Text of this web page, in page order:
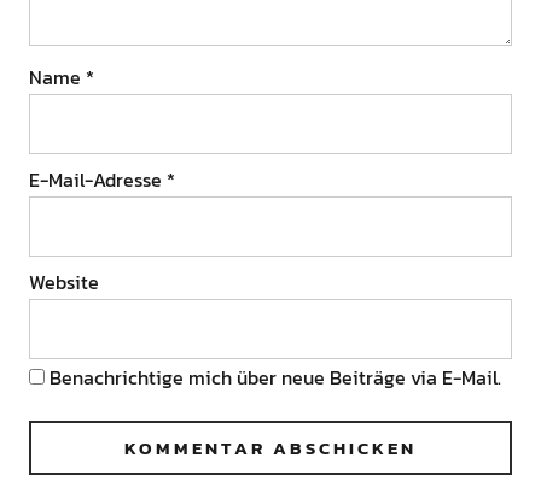
Name *
E-Mail-Adresse *
Website
Benachrichtige mich über neue Beiträge via E-Mail.